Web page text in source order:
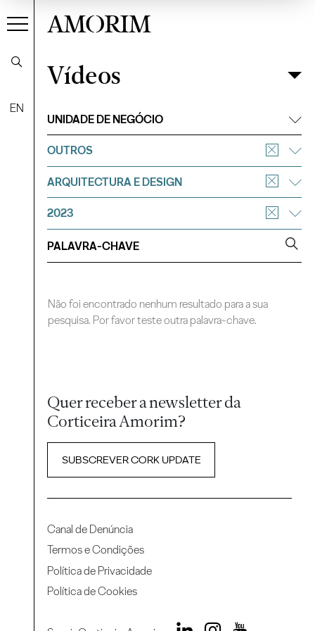
EN
AMORIM
VídeosFiltrar
Vídeos
UNIDADE DE NEGÓCIO
OUTROS
ARQUITECTURA E DESIGN
2023
Não foi encontrado nenhum resultado para a sua
pesquisa. Por favor teste outra palavra-chave.
Quer receber a newsletter da
Corticeira Amorim?
SUBSCREVER CORK UPDATE
Canal de Denúncia
Termos e Condições
Política de Privacidade
Política de Cookies